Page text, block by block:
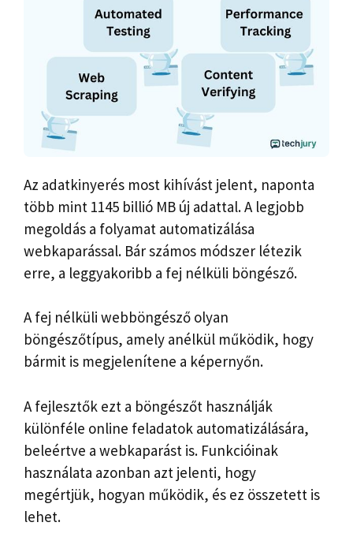
Az adatkinyerés most kihívást jelent, naponta
több mint 1145 billió MB új adattal. A legjobb
megoldás a folyamat automatizálása
webkaparással. Bár számos módszer létezik
erre, a leggyakoribb a fej nélküli böngésző.
A fej nélküli webböngésző olyan
böngészőtípus, amely anélkül működik, hogy
bármit is megjelenítene a képernyőn.
A fejlesztők ezt a böngészőt használják
különféle online feladatok automatizálására,
beleértve a webkaparást is. Funkcióinak
használata azonban azt jelenti, hogy
megértjük, hogyan működik, és ez összetett is
lehet.